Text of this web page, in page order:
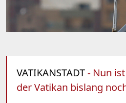
VATIKANSTADT- Nun
der Vatikan bislang